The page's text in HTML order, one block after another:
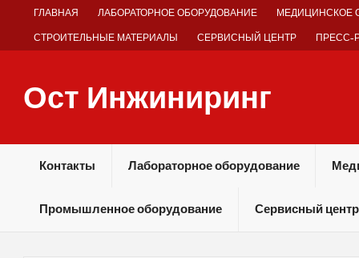
ГЛАВНАЯ ЛАБОРАТОРНОЕ ОБОРУДОВАНИЕ МЕДИЦИНСКОЕ
СТРОИТЕЛЬНЫЕ МАТЕРИАЛЫ СЕРВИСНЫЙ ЦЕНТР ПРЕСС-
Ост Инжиниринг
Контакты Лабораторное оборудование
Промышленное оборудование Сервисный центр